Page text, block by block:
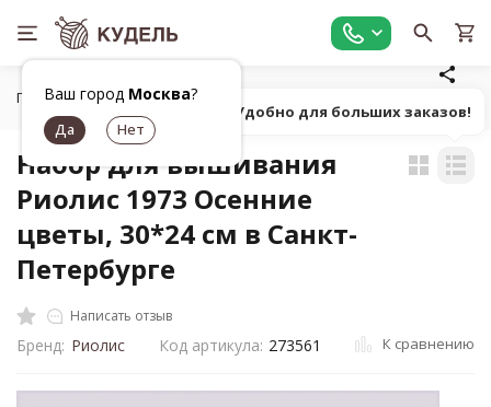
Ваш город Москва?
Главная Товары для вышивания
Набор для вышивания
Риолис 1973 Осенние
цветы, 30*24 см в Санкт-
Петербурге
Написать отзыв
Бренд: Риолис Код артикула: 273561 К сравнению
Попробуй! Удобно для больших заказов!